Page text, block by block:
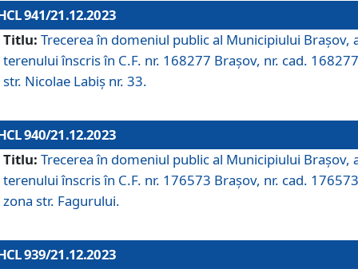
941/21.12.2023
Titlu: Trecerea în domeniul public al Municipiului Braşov,
terenului înscris în C.F. nr. 168277 Brașov, nr. cad.
str. Nicolae Labiș nr. 33.
940/21.12.2023
Titlu: Trecerea în domeniul public al Municipiului Braşov,
terenului înscris în C.F. nr. 176573 Brașov, nr. cad.
zona str. Fagurului.
939/21.12.2023